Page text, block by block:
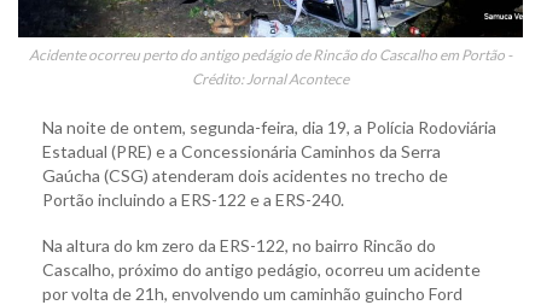
Acidente ocorreu perto do antigo pedágio de Rincão do Cascalho em Portão -
Crédito: Jornal Acontece
Na noite de ontem, segunda-feira, dia 19, a Polícia Rodoviária
Estadual (PRE) e a Concessionária Caminhos da Serra
Gaúcha (CSG) atenderam dois acidentes no trecho de
Portão incluindo a ERS-122 e a ERS-240.
Na altura do km zero da ERS-122, no bairro Rincão do
Cascalho, próximo do antigo pedágio, ocorreu um acidente
por volta de 21h, envolvendo um caminhão guincho Ford